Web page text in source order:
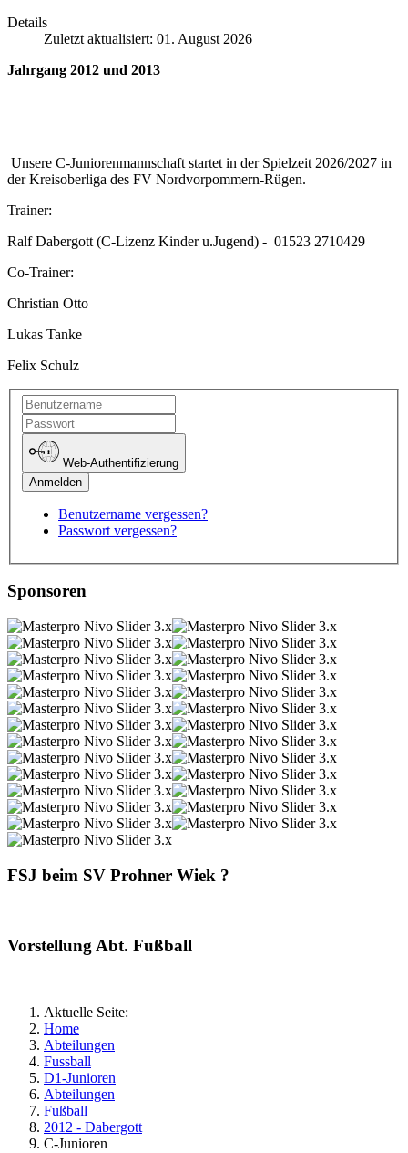
Details
Zuletzt aktualisiert: 01. August 2026
Jahrgang 2012 und 2013
Unsere C-Juniorenmannschaft startet in der Spielzeit 2026/2027 in
der Kreisoberliga des FV Nordvorpommern-Rügen.
Trainer:
Ralf Dabergott (C-Lizenz Kinder u.Jugend) - 01523 2710429
Co-Trainer:
Christian Otto
Lukas Tanke
Felix Schulz
Web-Authentifizierung
Benutzername vergessen?
Passwort vergessen?
Sponsoren
FSJ beim SV Prohner Wiek ?
Vorstellung Abt. Fußball
Aktuelle Seite:
Home
Abteilungen
Fussball
D1-Junioren
Abteilungen
Fußball
2012 - Dabergott
C-Junioren